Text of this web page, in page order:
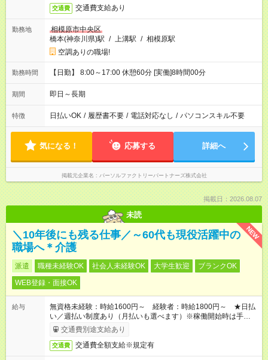
交通費 交通費支給あり
勤務地
相模原市中央区
橋本(神奈川県)駅 / 上溝駅 / 相模原駅
空調ありの職場!
勤務時間 【日勤】 8:00～17:00 休憩60分 [実働]8時間00分
期間 即日～長期
特徴 日払いOK / 履歴書不要 / 電話対応なし / パソコンスキル不要
気になる！ 応募する 詳細へ
掲載元企業名 パーソルファクトリーパートナーズ株式会社
掲載日：2026.08.07
未読
NEW
＼10年後にも残る仕事／～60代も現役活躍中の
職場へ＊介護
派遣 職種未経験OK 社会人未経験OK 大学生歓迎
ブランクOK
WEB登録・面接OK
給与
無資格未経験：時給1600円～ 経験者：時給1800円～ ★日払
い／週払い制度あり（月払いも選べます）※稼働開始時は手続き
完了次第のお支払いとなります。
交通費別途支給あり
交通費 交通費全額支給※規定有